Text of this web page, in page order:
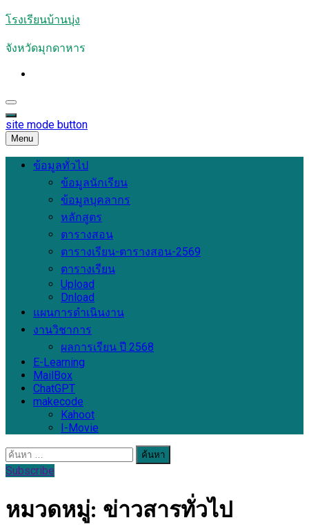
Skip
content
โรงเรียนบ้านบุ่ง
จังหวัดมุกดาหาร
site mode button
Menu
ข้อมูลทั่วไป
ข้อมูลนักเรียน
ข้อมูลบุคลากร
หลักสูตร
ตารางสอน
ตารางเรียน-ตารางสอน-2569
ตารางเรียน
Upload
Dnload
แผนการดำเนินงาน
งานวิชาการ
ผลการเรียน ปี 2568
E-Learning
MailBox
ChatGPT
makecode
Kahoot
I-Movie
ค้นหา
สำหรับ:
Subscribe
หมวดหมู่: ข่าวสารทั่วไป